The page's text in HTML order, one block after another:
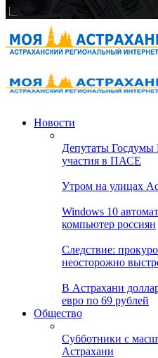
Новости
Депутаты Госдумы
участия в ПАСЕ
Утром на улицах
Windows 10
компьютер россиян
Следствие:
неосторожно
В Астрахани
евро по 69 рублей
Общество
Субботники с
Астрахани